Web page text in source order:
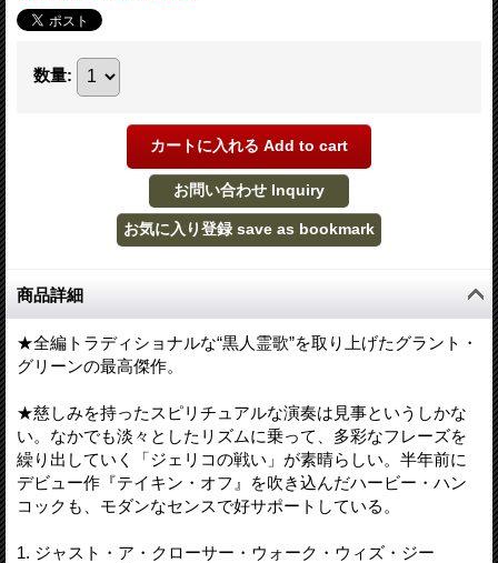
数量:
商品詳細
★全編トラディショナルな“黒人霊歌”を取り上げたグラント・
グリーンの最高傑作。
★慈しみを持ったスピリチュアルな演奏は見事というしかな
い。なかでも淡々としたリズムに乗って、多彩なフレーズを
繰り出していく「ジェリコの戦い」が素晴らしい。半年前に
デビュー作『テイキン・オフ』を吹き込んだハービー・ハン
コックも、モダンなセンスで好サポートしている。
1. ジャスト・ア・クローサー・ウォーク・ウィズ・ジー